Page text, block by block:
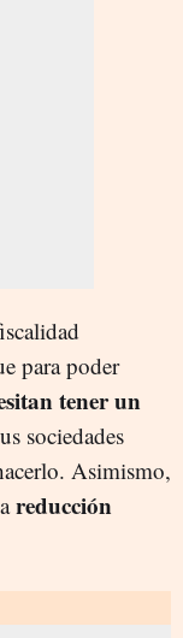
para poder
tener un
sociedades
Asimismo,
reducción